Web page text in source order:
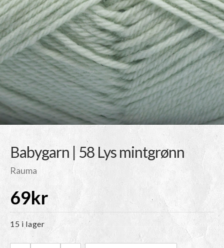
Babygarn | 58 Lys mintgrønn
Rauma
69kr
15 i lager